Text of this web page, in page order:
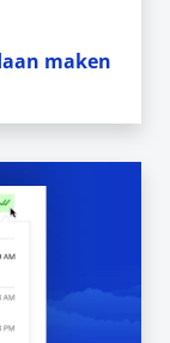
maken